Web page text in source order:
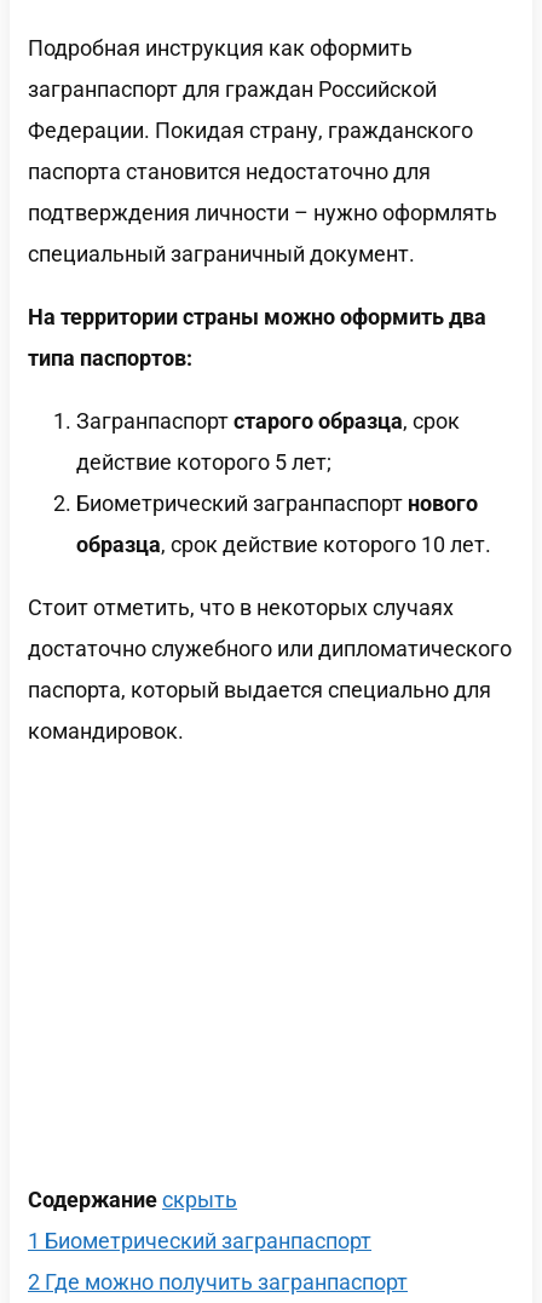
Подробная инструкция как оформить
загранпаспорт для граждан Российской
Федерации. Покидая страну, гражданского
паспорта становится недостаточно для
подтверждения личности – нужно оформлять
специальный заграничный документ.
На территории страны можно оформить два
типа паспортов:
Загранпаспортстарого образца, срок
действие которого 5 лет;
Биометрический загранпаспорт нового
образца, срок действие которого 10 лет.
Стоит отметить, что в некоторых случаях
достаточно служебного или дипломатического
паспорта, который выдается специально для
командировок.
Содержаниескрыть
1 Биометрический загранпаспорт
2 Где можно получить загранпаспорт